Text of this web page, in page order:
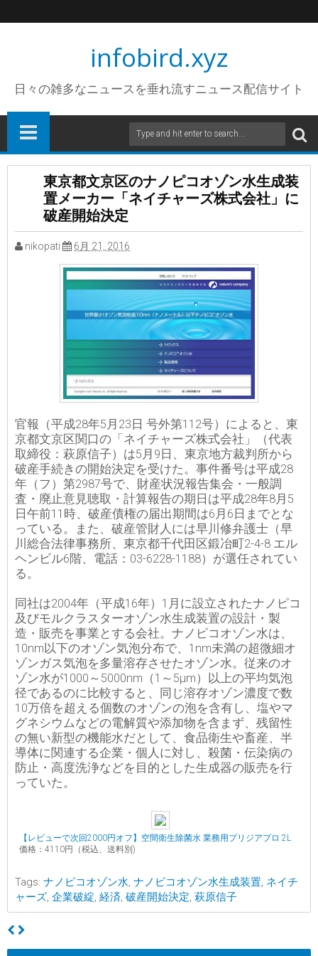
infobird.xyz
日々の雑多なニュースを垂れ流すニュース配信サイト
東京都文京区のナノピコオゾン水生成装
置メーカー「ネイチャーズ株式会社」に
破産開始決定
nikopati 6月 21, 2016
官報（平成28年5月23日 号外第112号）によると、東
京都文京区関口の「ネイチャーズ株式会社」（代表
取締役：萩原信子）は5月9日、東京地方裁判所から
破産手続きの開始決定を受けた。事件番号は平成28
年（フ）第2987号で、財産状況報告集会・一般調
査・廃止意見聴取・計算報告の期日は平成28年8月5
日午前11時、破産債権の届出期間は6月6日までとな
っている。また、破産管財人には早川修弁護士（早
川総合法律事務所、東京都千代田区鍛冶町2-4-8 エル
ヘンビル6階、電話：03-6228-1188）が選任されてい
る。
同社は2004年（平成16年）1月に設立されたナノピコ
及びモルクラスターオゾン水生成装置の設計・製
造・販売を事業とする会社。ナノピコオゾン水は、
10nm以下のオゾン気泡分布で、1nm未満の超微細オ
ゾンガス気泡を多量溶存させたオゾン水。従来のオ
ゾン水が1000～5000nm（1～5μm）以上の平均気泡
径であるのに比較すると、同じ溶存オゾン濃度で数
10万倍を超える個数のオゾンの泡を含有し、塩やマ
グネシウムなどの電解質や添加物を含まず、残留性
の無い新型の機能水だとして、食品衛生や畜産、半
導体に関連する企業・個人に対し、殺菌・伝染病の
防止・高度洗浄などを目的とした生成器の販売を行
っていた。
【レビューで次回2000円オフ】空間衛生除菌水 業務用プリジアプロ 2L
価格：4110円（税込、送料別)
Tags: ナノピコオゾン水, ナノピコオゾン水生成装置, ネイチ
ャーズ, 企業破綻, 経済, 破産開始決定, 萩原信子